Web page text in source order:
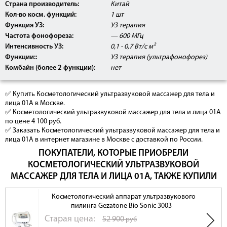
Страна производитель:
Китай
Кол-во косм. функций:
1 шт
Функция УЗ:
УЗ терапия
Частота фонофореза:
— 600 МГц
Интенсивность УЗ:
0,1 - 0,7 Вт/с м²
Функции::
УЗ терапия (ультрафонофорез)
Комбайн (более 2 функции):
нет
лечение проблемной кожи
удаление морщин, растяжек
пигментных пятен
✅ Купить Косметологический ультразвуковой массажер для тела и
лица 01A в Москве.
✅ Косметологический ультразвуковой массажер для тела и лица 01A
по цене 4 100 руб.
✅ Заказать Косметологический ультразвуковой массажер для тела и
лица 01A в интернет магазине в Москве с доставкой по России.
ПОКУПАТЕЛИ, КОТОРЫЕ ПРИОБРЕЛИ
КОСМЕТОЛОГИЧЕСКИЙ УЛЬТРАЗВУКОВОЙ
МАССАЖЕР ДЛЯ ТЕЛА И ЛИЦА 01A, ТАКЖЕ КУПИЛИ
Косметологический аппарат ультразвукового
пилинга Gezatone Bio Sonic 3003
Cтарая цена: 52 900руб